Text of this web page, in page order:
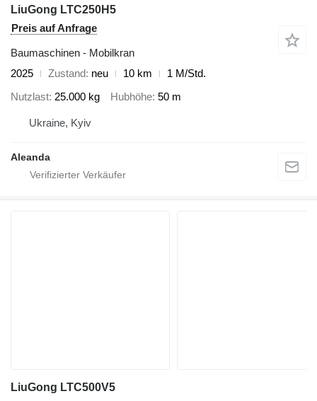
LiuGong LTC250H5
Preis auf Anfrage
Baumaschinen - Mobilkran
2025
Zustand neu 10 km
1 M/Std.
Nutzlast 25.000 kg Hubhöhe 50 m
Ukraine, Kyiv
Aleanda
LiuGong LTC500V5